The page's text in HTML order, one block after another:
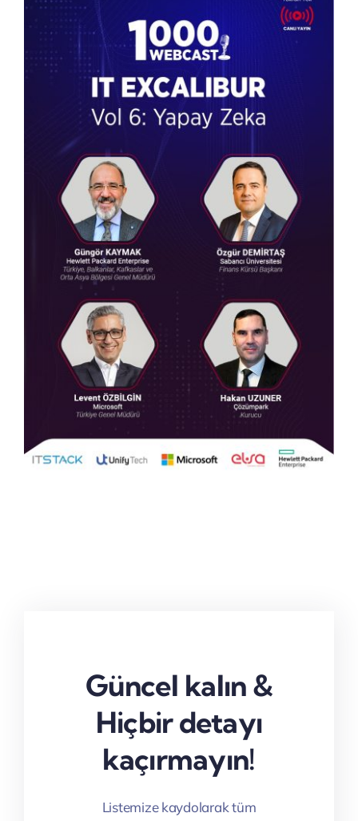
Güncel kalın &
Hiçbir detayı
kaçırmayın!
Listemize kaydolarak tüm